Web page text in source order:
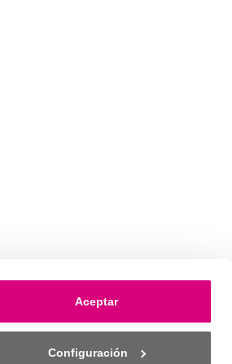
Aceptar
Configuración